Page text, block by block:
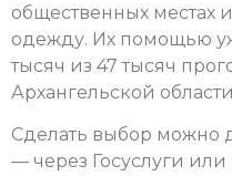
общественных местах
одежду. Их помощью
тысяч из 47 тысяч
Архангельской
Сделать выбор можно
— через Госуслуги или